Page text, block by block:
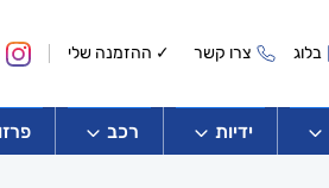
בלוג צרו קשר ✓ ההזמנה שלי
ידיות רכב